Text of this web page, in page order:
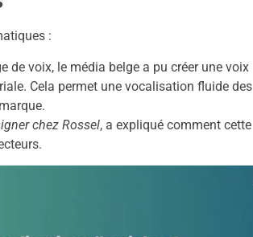
:
de voix, le média belge a pu créer une voix
Cela permet une vocalisation fluide des
chez Rossel, a expliqué comment cette